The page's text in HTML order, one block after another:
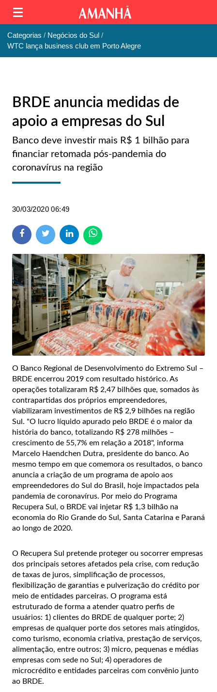
Categorias
Negócios do Sul
WTC lança business club em Porto Alegre
BRDE anuncia medidas de
apoio a empresas do Sul
Banco deve investir mais R$ 1 bilhão para
financiar retomada pós-pandemia do
coronavírus na região
30/03/2020 06:49
O Banco Regional de Desenvolvimento do Extremo Sul –
BRDE encerrou 2019 com resultado histórico. As
operações totalizaram R$ 2,47 bilhões que, somados às
contrapartidas dos próprios empreendedores,
viabilizaram investimentos de R$ 2,9 bilhões na região
Sul. "O lucro líquido apurado pelo BRDE é o maior da
história do banco, totalizando R$ 278 milhões –
crescimento de 55,7% em relação a 2018", informa
Marcelo Haendchen Dutra, presidente do banco. Ao
mesmo tempo em que comemora os resultados, o banco
anuncia a criação de um programa de apoio aos
empreendedores do Sul do Brasil, hoje impactados pela
pandemia de coronavírus. Por meio do Programa
Recupera Sul, o BRDE vai injetar R$ 1,3 bilhão na
economia do Rio Grande do Sul, Santa Catarina e Paraná
ao longo de 2020.
O Recupera Sul pretende proteger ou socorrer empresas
dos principais setores afetados pela crise, com redução
de taxas de juros, simplificação de processos,
flexibilização de garantias e pulverização do crédito por
meio de entidades parceiras. O programa está
estruturado de forma a atender quatro perfis de
usuários: 1) clientes do BRDE de qualquer porte; 2)
empresas de qualquer porte dos setores mais atingidos,
como turismo, economia criativa, prestação de serviços,
alimentação, entre outros; 3) micro, pequenas e médias
empresas com sede no Sul; 4) operadores de
microcrédito e entidades parceiras com convênio junto
ao BRDE.